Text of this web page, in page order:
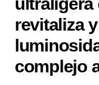
revitaliza
complejo